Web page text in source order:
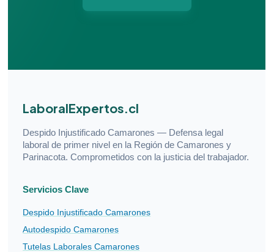
LaboralExpertos.cl
Despido Injustificado Camarones — Defensa legal
laboral de primer nivel en la Región de Camarones y
Parinacota. Comprometidos con la justicia del trabajador.
Servicios Clave
Despido Injustificado Camarones
Autodespido Camarones
Tutelas Laborales Camarones